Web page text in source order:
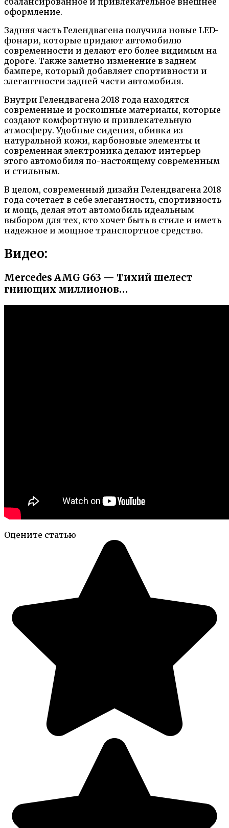
оформление.
Задняя часть Гелендвагена получила новые LED-
фонари, которые придают автомобилю
современности и делают его более видимым на
дороге. Также заметно изменение в заднем
бампере, который добавляет спортивности и
элегантности задней части автомобиля.
Внутри Гелендвагена 2018 года находятся
современные и роскошные материалы, которые
создают комфортную и привлекательную
атмосферу. Удобные сидения, обивка из
натуральной кожи, карбоновые элементы и
современная электроника делают интерьер
этого автомобиля по-настоящему современным
и стильным.
В целом, современный дизайн Гелендвагена 2018
года сочетает в себе элегантность, спортивность
и мощь, делая этот автомобиль идеальным
выбором для тех, кто хочет быть в стиле и иметь
надежное и мощное транспортное средство.
Видео:
Mercedes AMG G63 — Тихий шелест
гниющих миллионов…
Оцените статью